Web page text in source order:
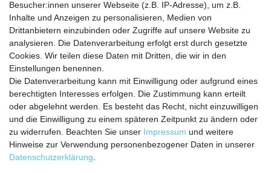
Besucher:innen unserer Webseite (z.B. IP-Adresse), um z.B.
Inhalte und Anzeigen zu personalisieren, Medien von
Drittanbietern einzubinden oder Zugriffe auf unsere Website zu
analysieren. Die Datenverarbeitung erfolgt erst durch gesetzte
Cookies. Wir teilen diese Daten mit Dritten, die wir in den
Einstellungen benennen.
Die Datenverarbeitung kann mit Einwilligung oder aufgrund eines
berechtigten Interesses erfolgen. Die Zustimmung kann erteilt
oder abgelehnt werden. Es besteht das Recht, nicht einzuwilligen
und die Einwilligung zu einem späteren Zeitpunkt zu ändern oder
zu widerrufen. Beachten Sie unser Impressum und weitere
Hinweise zur Verwendung personenbezogener Daten in unserer
Daten­schutz­erklärung
Service
Zahlungarten
Versandkosten
Batterierücknahmeverordnung
Kostenloser Newsletter
E-MAIL **
Newsletter
Honig
Daten­schutz­erklärung
Einwilligung kann ich jederzeit widerrufen.**